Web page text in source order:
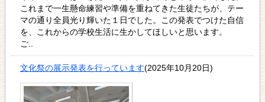
これまで一生懸命練習や準備を重ねてきた生徒たちが、テー
マの通り全員光り輝いた１日でした。この発表でつけた自信
を、これからの学校生活に生かしてほしいと思います。
ご..
文化祭の展示発表を行っています(2025年10月20日)